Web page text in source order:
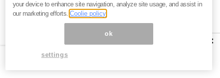
げたつもりです。
×
your device to enhance site navigation, analyze site usage, and assist in
our marketing efforts.Coolie policy
ok
settings